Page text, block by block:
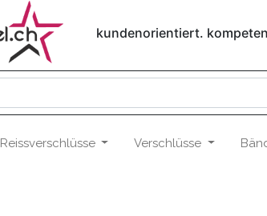
kundenorientiert.
Reissverschlüsse Verschlüsse